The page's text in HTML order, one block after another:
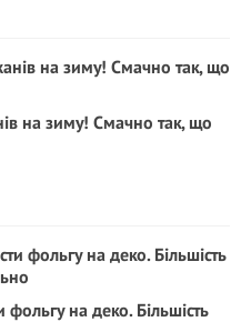
на зиму! Смачно так, що
на деко. Більшість